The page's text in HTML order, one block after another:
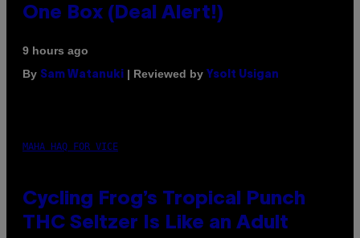
One Box (Deal Alert!)
9 hours ago
By Sam Watanuki | Reviewed by Ysolt Usigan
MAHA HAQ FOR VICE
Cycling Frog’s Tropical Punch
THC Seltzer Is Like an Adult